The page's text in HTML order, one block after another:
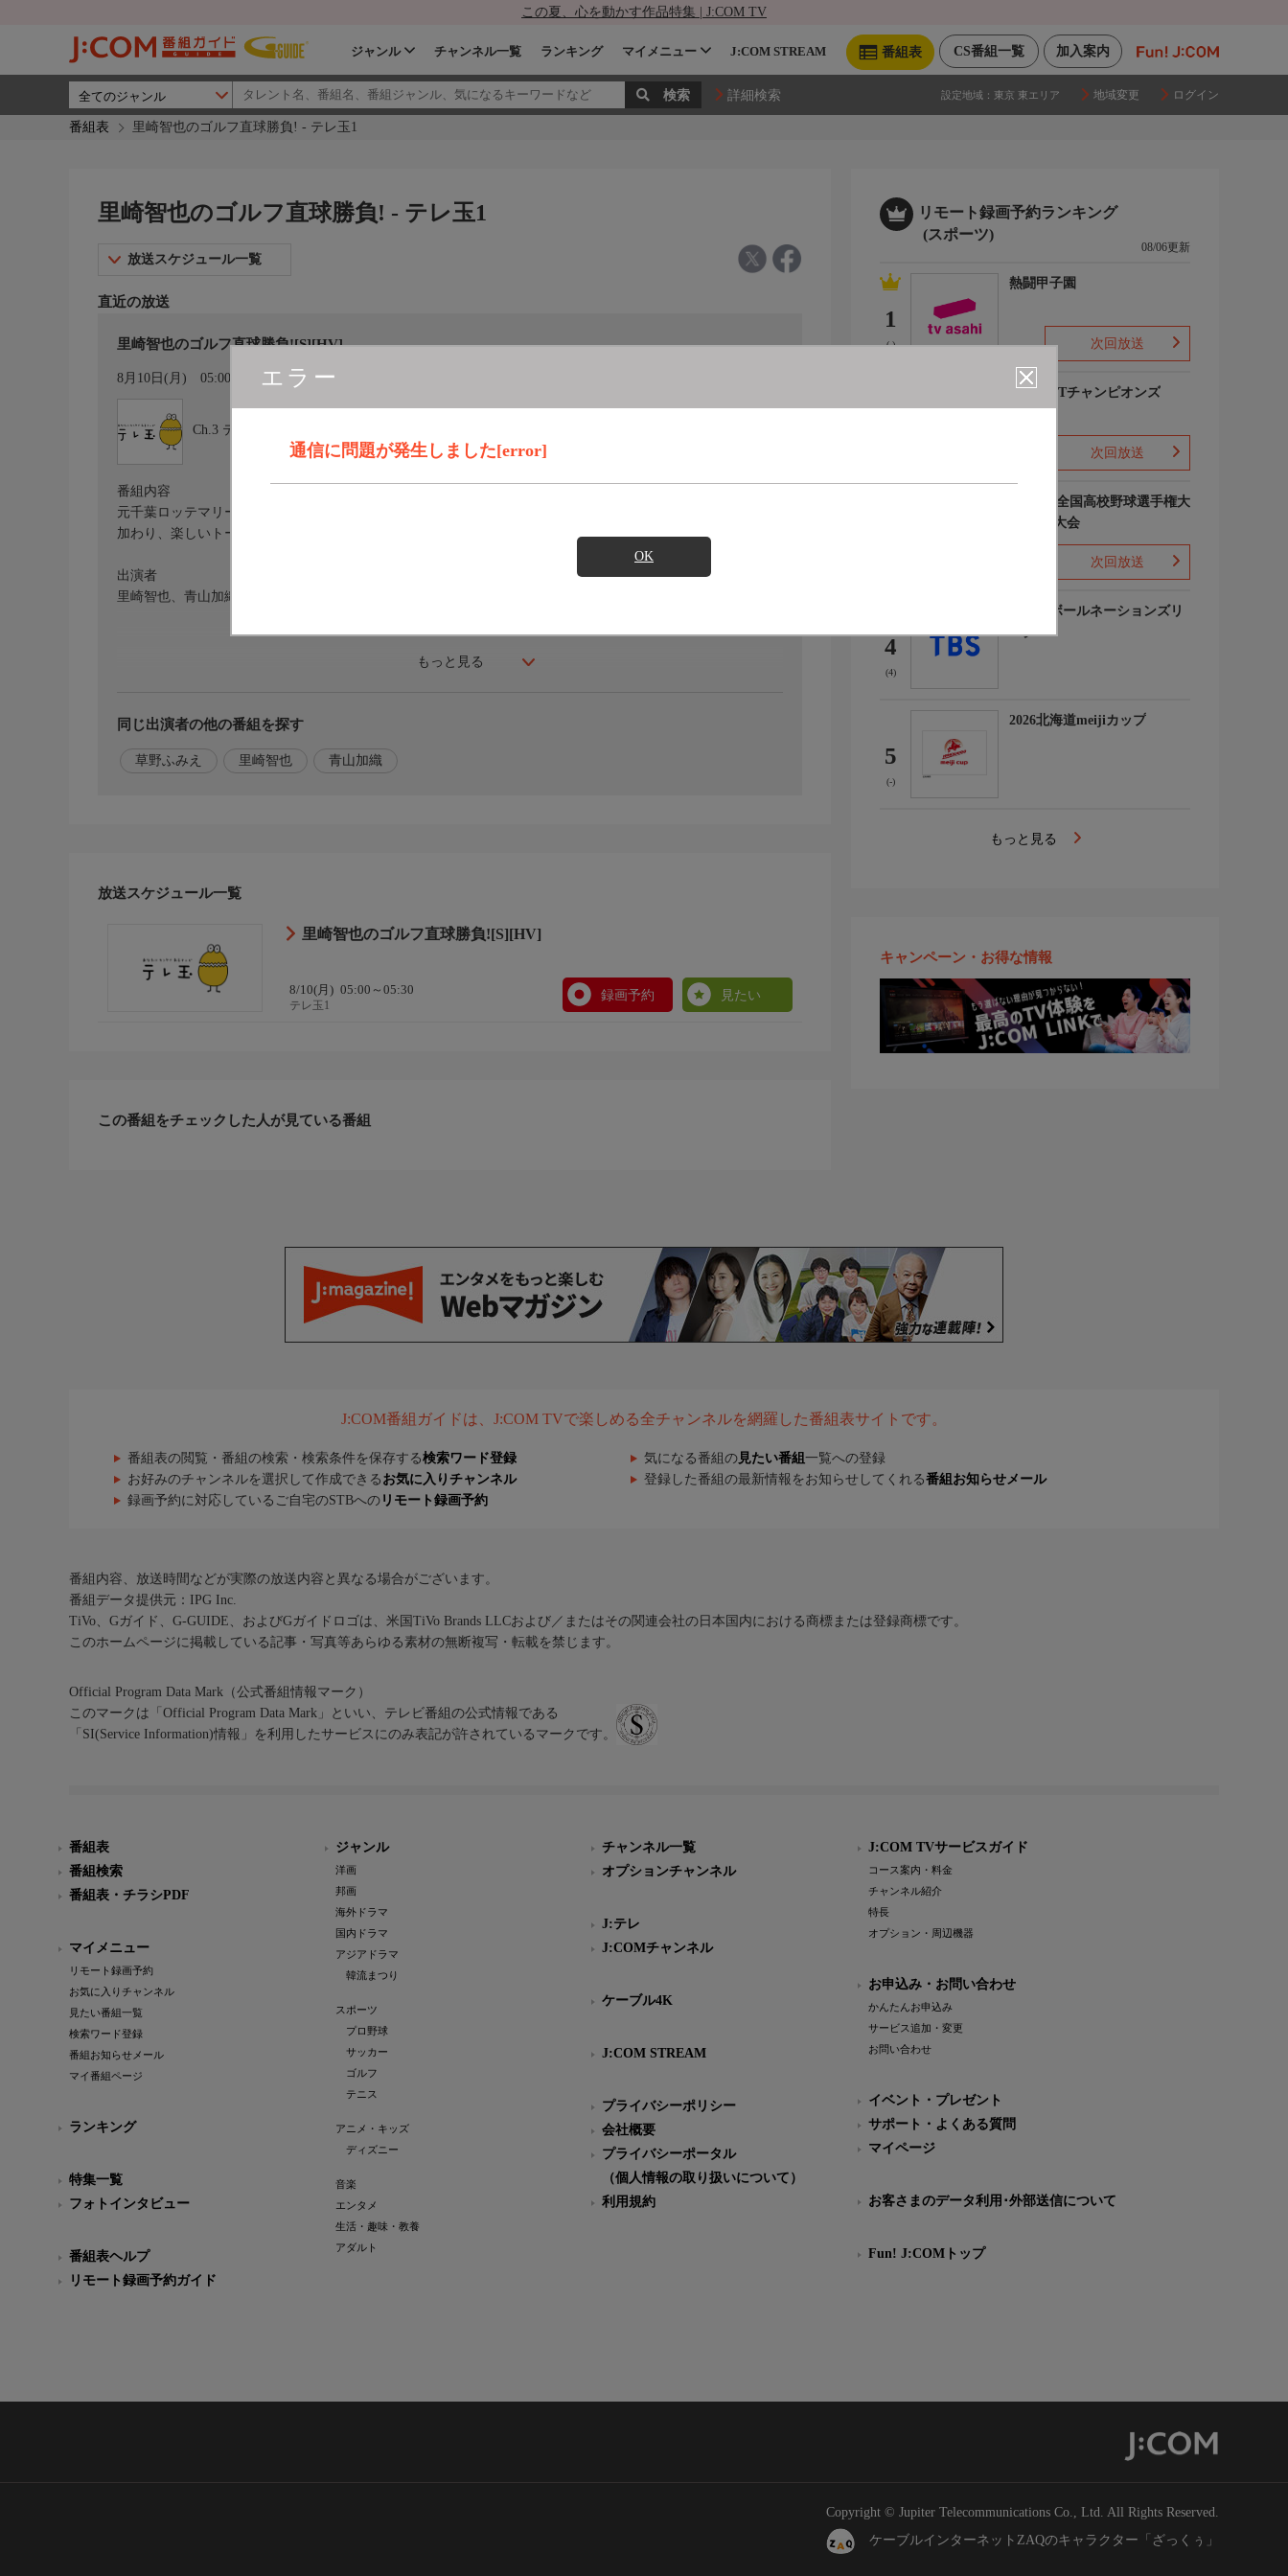
この夏、心を動かす作品特集 | J:COM TV
加入案内
CS番組一覧
番組表
ジャンル チャンネル一覧 ランキング マイメニュー J:COM STREAM
詳細検索 設定地域： 東京 東エリア 地域変更 ログイン
番組表 里崎智也のゴルフ直球勝負! - テレ玉1
エラー
通信に問題が発生しました[error]
OK
里崎智也のゴルフ直球勝負! - テレ玉1
放送スケジュール一覧
直近の放送
里崎智也のゴルフ直球勝負![S][HV]
8月10日(月) 05:00〜05:30 カレンダー登録
Ch.3 テレ玉1
もっと見る
番組内容
元千葉ロッテマリーンズの里崎智也が毎回、今を時めく現役女子プロゴルファーを迎えて真剣勝負。ゲストも
加わり、楽しいトークとプレーをお見せします。ミニコーナー「ともやの小部屋」も必見です。
出演者
里崎智也、青山加織（プロゴルファー）、草野ふみえ（ナレーター)
同じ出演者の他の番組を探す
草野ふみえ 里崎智也 青山加織
放送スケジュール一覧
里崎智也のゴルフ直球勝負![S][HV]
8/10(月) 05:00～05:30
テレ玉1
録画予約 見たい
この番組をチェックした人が見ている番組
リモート録画予約ランキング
(スポーツ)
08/06更新
1
(-)
熱闘甲子園
次回放送
卓球WTTチャンピオンズ
次回放送
第108回全国高校野球選手権大
会 全国大会
次回放送
4
(4)
バレーボールネーションズリ
ーグ
5
(-)
2026北海道meijiカップ
もっと見る
キャンペーン・お得な情報
J:COM番組ガイドは、J:COM TVで楽しめる全チャンネルを網羅した番組表サイトです。
番組表の閲覧・番組の検索・検索条件を保存する検索ワード登録 気になる番組の 見たい番組 一覧への登録
お好みのチャンネルを選択して作成できる お気に入りチャンネル 登録した番組の最新情報をお知らせしてくれる番組お知らせメール
録画予約に対応しているご自宅のSTBへの リモート録画予約
番組内容、放送時間などが実際の放送内容と異なる場合がございます。
番組データ提供元：IPG Inc.
TiVo、Gガイド、G-GUIDE、およびGガイドロゴは、米国TiVo Brands LLCおよび／またはその関連会社の日本国内における商標または登録商標です。
このホームページに掲載している記事・写真等あらゆる素材の無断複写・転載を禁じます。
Official Program Data Mark（公式番組情報マーク）
このマークは「Official Program Data Mark」といい、テレビ番組の公式情報である
「SI(Service Information)情報」を利用したサービスにのみ表記が許されているマークです。
番組表
番組検索
番組表・チラシPDF
マイメニュー
リモート録画予約
お気に入りチャンネル
見たい番組一覧
検索ワード登録
番組お知らせメール
マイ番組ページ
ランキング
特集一覧
フォトインタビュー
番組表ヘルプ
リモート録画予約ガイド
ジャンル
洋画
邦画
海外ドラマ
国内ドラマ
アジアドラマ
韓流まつり
スポーツ
プロ野球
サッカー
ゴルフ
テニス
アニメ・キッズ
ディズニー
音楽
エンタメ
生活・趣味・教養
アダルト
チャンネル一覧
オプションチャンネル
J:テレ
J:COMチャンネル
ケーブル4K
J:COM STREAM
プライバシーポリシー
会社概要
プライバシーポータル
（個人情報の取り扱いについて）
利用規約
J:COM TVサービスガイド
コース案内・料金
チャンネル紹介
特長
オプション・周辺機器
お申込み・お問い合わせ
かんたんお申込み
サービス追加・変更
お問い合わせ
イベント・プレゼント
サポート・よくある質問
マイページ
お客さまのデータ利用･外部送信について
Fun! J:COMトップ
Copyright © Jupiter Telecommunications Co., Ltd. All Rights Reserved.
ケーブルインターネットZAQのキャラクター「ざっくぅ」